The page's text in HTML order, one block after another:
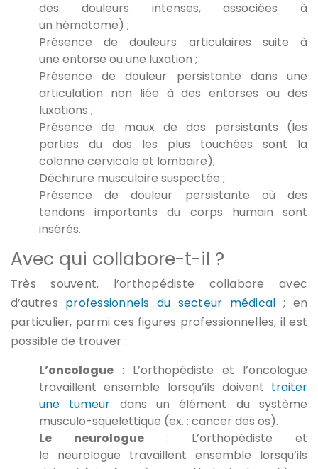
des douleurs intenses, associées à
un hématome) ;
Présence de douleurs articulaires suite à
une entorse ou une luxation ;
Présence de douleur persistante dans une
articulation non liée à des entorses ou des
luxations ;
Présence de maux de dos persistants (les
parties du dos les plus touchées sont la
colonne cervicale et lombaire);
Déchirure musculaire suspectée ;
Présence de douleur persistante où des
tendons importants du corps humain sont
insérés.
Avec qui collabore-t-il ?
Très souvent, l’orthopédiste collabore avec
d’autres professionnels du secteur médical ; en
particulier, parmi ces figures professionnelles, il est
possible de trouver :
L’oncologue : L’orthopédiste et l’oncologue
travaillent ensemble lorsqu’ils doivent traiter
une tumeur dans un élément du système
musculo-squelettique (ex. : cancer des os).
Le neurologue : L’orthopédiste et
le neurologue travaillent ensemble lorsqu’ils